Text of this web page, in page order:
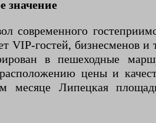
значение
современного
VIP-гостей, бизнесменов
в пешеходные
цены и
месяце Липецкая